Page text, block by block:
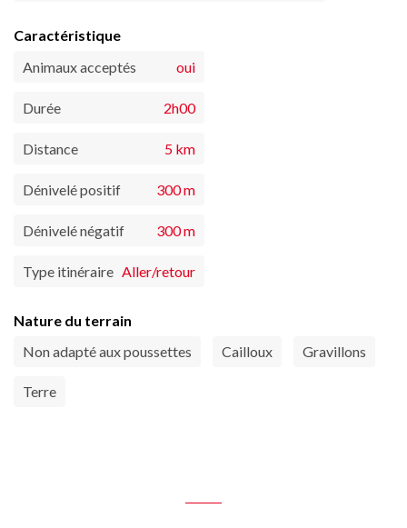
Caractéristique
Animaux acceptés
oui
Durée 2h00
Distance 5 km
Dénivelé positif 300 m
Dénivelé négatif 300 m
Type itinéraire Aller/retour
Nature du terrain
Non adapté aux poussettes
Cailloux Gravillons
Terre